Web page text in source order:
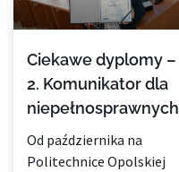
Ciekawe dyplomy –
2. Komunikator dla
niepełnosprawnych
Od października na
Politechnice Opolskiej